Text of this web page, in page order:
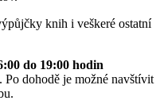
knih i veškeré ostatní
do 19:00 hodin
. Po dohodě je možné navštívit